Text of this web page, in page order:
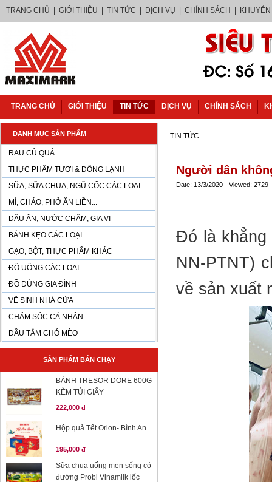
TRANG CHỦ GIỚI THIỆU TIN TỨC DỊCH VỤ CHÍNH SÁCH
TRANG CHỦ GIỚI THIỆU TIN TỨC DỊCH VỤ CHÍNH SÁCH
DANH MỤC SẢN PHẨM
RAU CỦ QUẢ
THỰC PHẨM TƯƠI & ĐÔNG LẠNH
SỮA, SỮA CHUA, NGŨ CỐC CÁC LOẠI
MÌ, CHÁO, PHỞ ĂN LIỀN...
DẦU ĂN, NƯỚC CHẤM, GIA VỊ
BÁNH KẸO CÁC LOẠI
GẠO, BỘT, THỰC PHẨM KHÁC
ĐỒ UỐNG CÁC LOẠI
ĐỒ DÙNG GIA ĐÌNH
VỆ SINH NHÀ CỬA
CHĂM SÓC CÁ NHÂN
DẦU TẮM CHÓ MÈO
SẢN PHẨM BÁN CHẠY
BÁNH TRESOR DORE 600G
KÈM TÚI GIẤY
222,000 đ
Hộp quả Tết Orion- Bình An
195,000 đ
Sữa chua uống men sống có
đường Probi Vinamilk lốc
TIN TỨC
Người dân
Date: 13/3/2020 - Viewed: 2729
Đó là khẳng
NN-PTNT)
về sản xuất